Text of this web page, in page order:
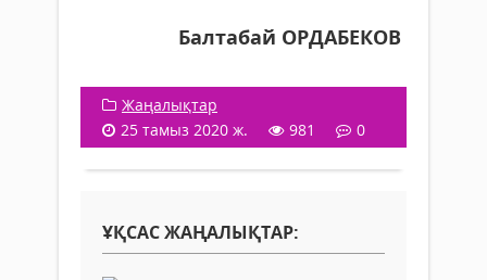
Балтабай ОРДАБЕКОВ
Жаңалықтар
25 тамыз 2020 ж.
981 0
ҰҚСАС ЖАҢАЛЫҚТАР: